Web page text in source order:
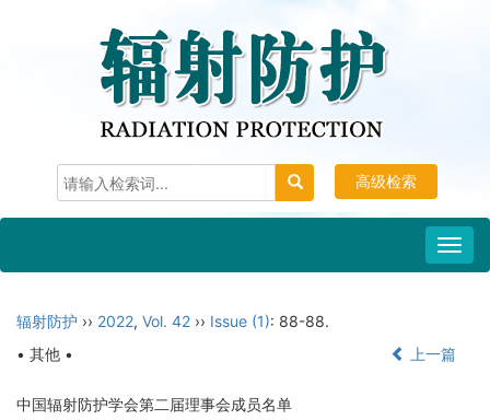
高级检索
辐射防护 ›› 2022, Vol. 42 ›› Issue (1): 88-88.
• 其他 •
上一篇
中国辐射防护学会第二届理事会成员名单